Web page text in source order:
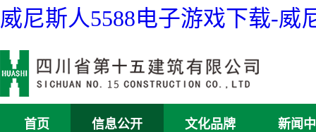
威尼斯人5588电子游戏下载-威
首页 信息公开 文化品牌 新闻